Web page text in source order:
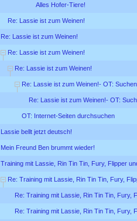
Alles Hofer-Tiere!
Re: Lassie ist zum Weinen!
Re: Lassie ist zum Weinen!
Re: Lassie ist zum Weinen!
Re: Lassie ist zum Weinen!
Re: Lassie ist zum Weinen!- OT: Suchen
Re: Lassie ist zum Weinen!- OT:
OT: Internet-Seiten durchsuchen
Lassie bellt jetzt deutsch!
Mein Freund Ben brummt wieder!
Training mit Lassie, Rin Tin Tin, Fury, Flipper
Re: Training mit Lassie, Rin Tin Tin, Fury,
Re: Training mit Lassie, Rin Tin Tin, Fury,
Re: Training mit Lassie, Rin Tin Tin, Fury,